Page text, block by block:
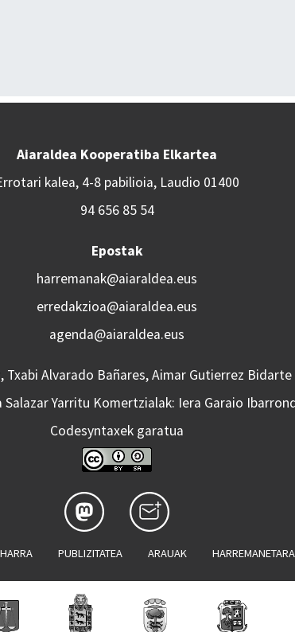
Aiaraldea Kooperatiba Elkartea
kalea, 4-8 pabilioia, Laudio 01400
94 656 85 54
Epostak
harremanak@aiaraldea.eus
erredakzioa@aiaraldea.eus
agenda@aiaraldea.eus
Alvarado Bañares, Aimar Gutierrez
Yarritu Komertzialak: Iera Garaio
Codesyntaxek garatua
PUBLIZITATEA ARAUAK